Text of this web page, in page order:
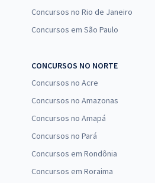
Concursos no Rio de Janeiro
Concursos em São Paulo
CONCURSOS NO NORTE
Concursos no Acre
Concursos no Amazonas
Concursos no Amapá
Concursos no Pará
Concursos em Rondônia
Concursos em Roraima